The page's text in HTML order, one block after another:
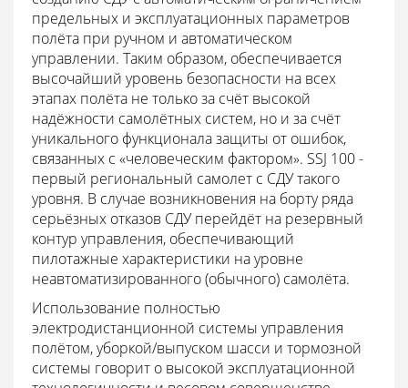
предельных и эксплуатационных параметров
полёта при ручном и автоматическом
управлении. Таким образом, обеспечивается
высочайший уровень безопасности на всех
этапах полёта не только за счёт высокой
надёжности самолётных систем, но и за счёт
уникального функционала защиты от ошибок,
связанных с «человеческим фактором». SSJ 100 -
первый региональный самолет с СДУ такого
уровня. В случае возникновения на борту ряда
серьёзных отказов СДУ перейдёт на резервный
контур управления, обеспечивающий
пилотажные характеристики на уровне
неавтоматизированного (обычного) самолёта.
Использование полностью
электродистанционной системы управления
полётом, уборкой/выпуском шасси и тормозной
системы говорит о высокой эксплуатационной